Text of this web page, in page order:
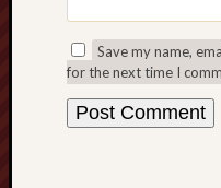
Save my name,
for the next time I